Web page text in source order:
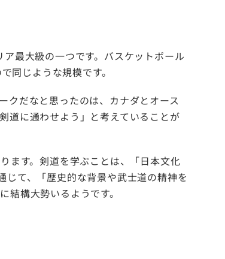
最大級の一つです。バスケットボール
同じような規模です。
クだなと思ったのは、カナダとオース
道に通わせよう」と考えていることが
ます。剣道を学ぶことは、「日本文化
て、「歴史的な背景や武士道の精神を
構大勢いるようです。